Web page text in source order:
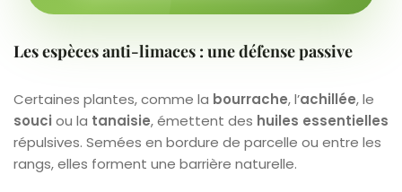
Les espèces anti-limaces : une défense passive
Certaines plantes, comme la bourrache, l’achillée, le
souci ou la tanaisie, émettent des huiles essentielles
répulsives. Semées en bordure de parcelle ou entre les
rangs, elles forment une barrière naturelle.